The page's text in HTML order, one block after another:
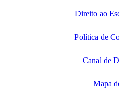
Direito ao
Política de
Canal de
Mapa